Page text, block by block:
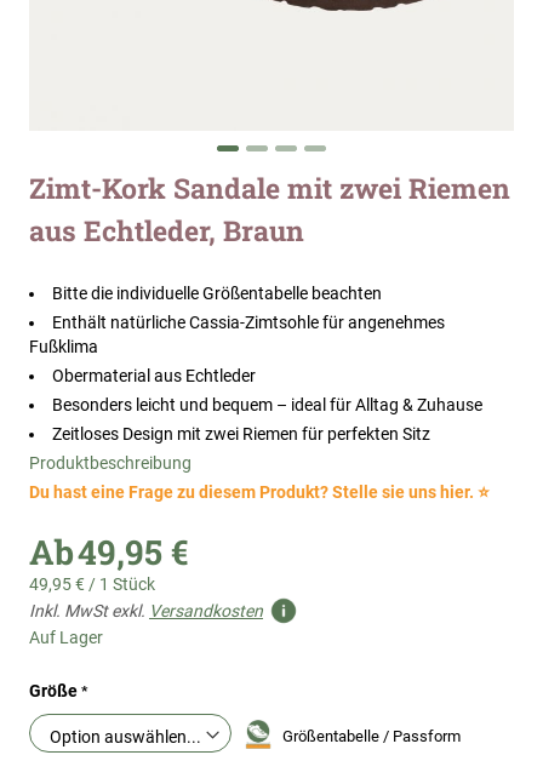
Zum
Anfang
der
Zimt-Kork Sandale mit zwei Riemen
aus Echtleder, Braun
Bitte die individuelle Größentabelle beachten
Enthält natürliche Cassia-Zimtsohle für angenehmes
Fußklima
Obermaterial aus Echtleder
Besonders leicht und bequem – ideal für Alltag & Zuhause
Zeitloses Design mit zwei Riemen für perfekten Sitz
Produktbeschreibung
Du hast eine Frage zu diesem Produkt? Stelle sie uns hier. ⭐
Ab49,95 €
49,95 € / 1 Stück
Inkl. MwSt exkl. Versandkosten
Auf Lager
Größe
Größentabelle / Passform